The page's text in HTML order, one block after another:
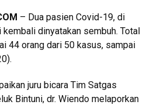
– Dua pasien Covid-19, di
kembali dinyatakan sembuh. Total
44 orang dari 50 kasus, sampai
juru bicara Tim Satgas
Bintuni, dr. Wiendo melaporkan